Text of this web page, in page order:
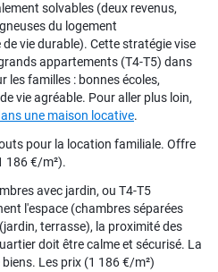
solvables (deux revenus,
du logement
vie durable). Cette stratégie vise
appartements (T4-T5) dans
familles : bonnes écoles,
vie agréable. Pour aller plus loin,
une maison locative.
pour la location familiale. Offre
186 €/m²).
avec jardin, ou T4-T5
l'espace (chambres séparées
terrasse), la proximité des
doit être calme et sécurisé. La
Les prix (1 186 €/m²)